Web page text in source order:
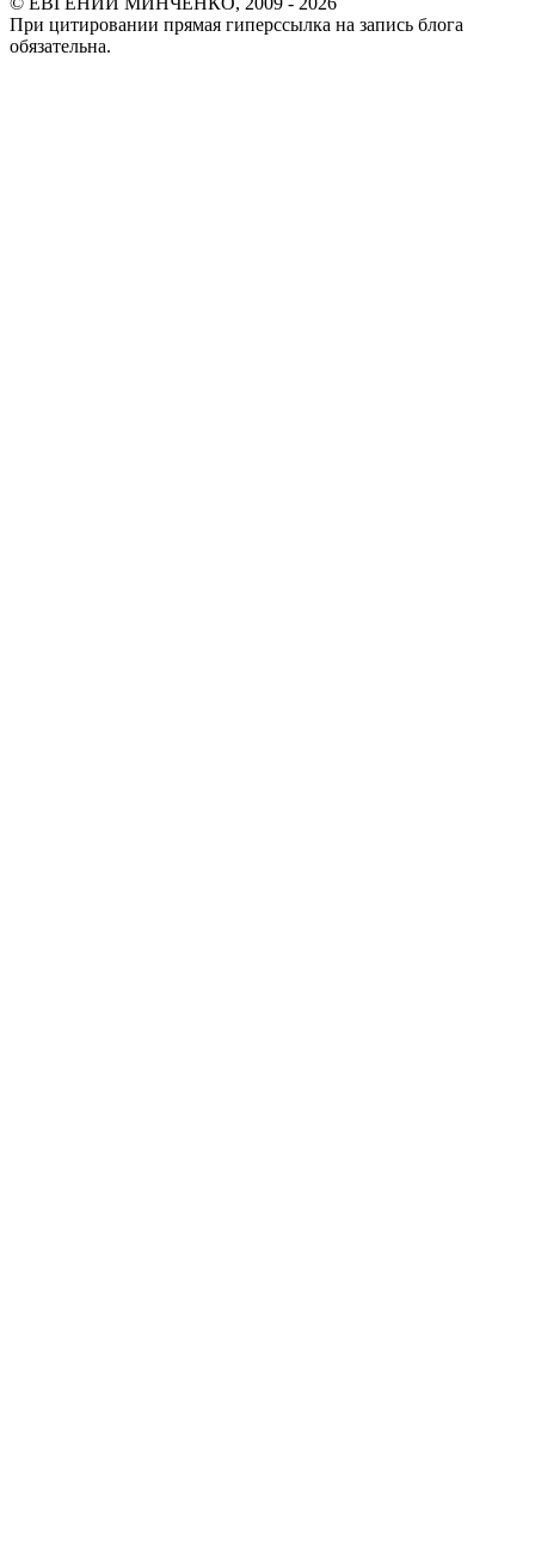
При цитировании прямая гиперссылка на запись блога
обязательна.